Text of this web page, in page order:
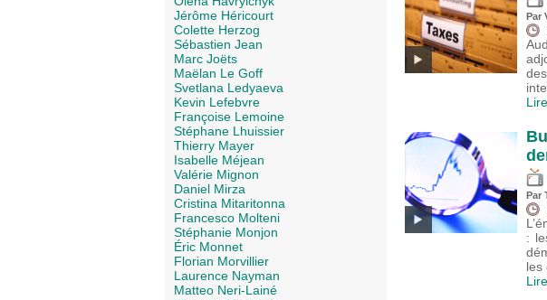
Jérôme Héricourt
Colette Herzog
Sébastien Jean
Marc Joëts
Maëlan Le Goff
Svetlana Ledyaeva
Kevin Lefebvre
Françoise Lemoine
Stéphane Lhuissier
Thierry Mayer
Isabelle Méjean
Valérie Mignon
Daniel Mirza
Cristina Mitaritonna
Francesco Molteni
Stéphanie Monjon
Éric Monnet
Florian Morvillier
Laurence Nayman
Matteo Neri-Lainé
Par
Par
:
les